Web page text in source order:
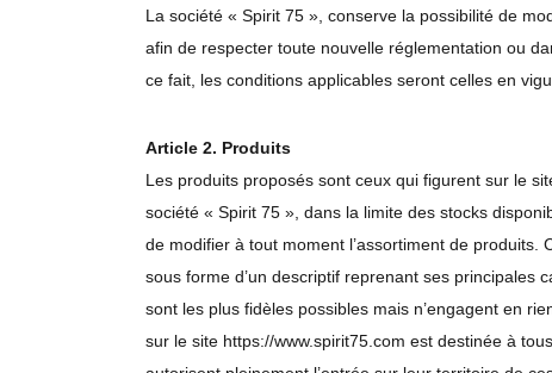
La société « Spirit 75 », conserve la possibilité de
afin de respecter toute nouvelle réglementation ou
ce fait, les conditions applicables seront celles en
Article 2. Produits
Les produits proposés sont ceux qui figurent sur le
société « Spirit 75 », dans la limite des stocks
de modifier à tout moment l’assortiment de
sous forme d’un descriptif reprenant ses principales
sont les plus fidèles possibles mais n’engagent en
sur le site https://www.spirit75.com est destinée à